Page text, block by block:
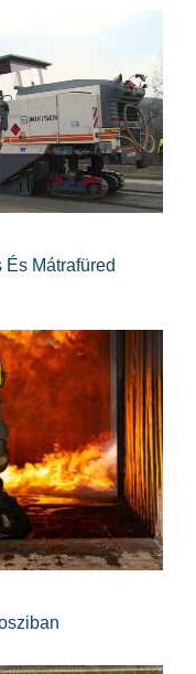
És Mátrafüred